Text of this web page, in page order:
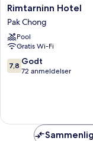
Rimtarninn
Hotel
Pak
Chong
Rimtarninn Hotel
Pak Chong
Pool
Gratis Wi-Fi
7.8
ud
anmeldelser
7,8 Godt
72 anmeldelser